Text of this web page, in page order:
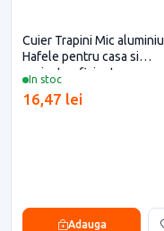
In stoc
Cuier Trapini Mic aluminiu
Hafele pentru casa si
proiecte eficiente
16,47 lei
Adauga